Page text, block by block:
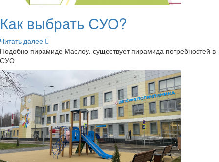
Как вы­брать СУО?
Чи­тать далее
По­доб­но пи­ра­ми­де Мас­лоу, су­ще­ству­ет пи­ра­ми­да по­треб­но­стей в
СУО